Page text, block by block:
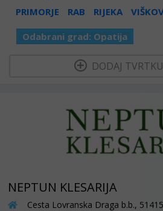
PRIMORJE
RAB RIJEKA
Odabrani grad: Opatija
DODAJ
NEPTUN KLESARIJA
Cesta Lovranska Draga b.b.,